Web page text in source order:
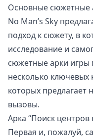
Основные сюжетные
No Man’s Sky
подход к сюжету, в
исследование и
сюжетные арки игры
несколько ключевых
которых предлагает
вызовы.
Арка “Поиск центров
Первая и, пожалуй,